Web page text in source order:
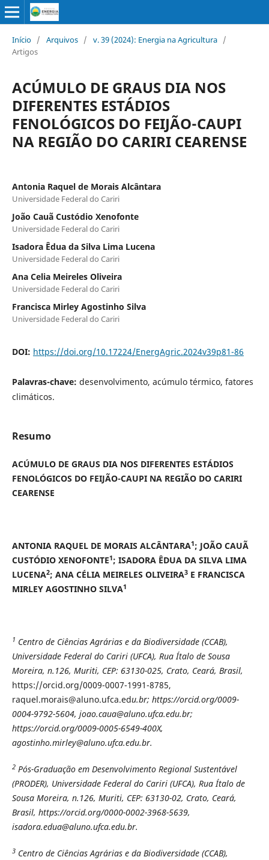
Início / Arquivos / v. 39 (2024): Energia na Agricultura /
Artigos
ACÚMULO DE GRAUS DIA NOS
DIFERENTES ESTÁDIOS
FENOLÓGICOS DO FEIJÃO-CAUPI
NA REGIÃO DO CARIRI CEARENSE
Antonia Raquel de Morais Alcântara
Universidade Federal do Cariri
João Cauã Custódio Xenofonte
Universidade Federal do Cariri
Isadora Êdua da Silva Lima Lucena
Universidade Federal do Cariri
Ana Celia Meireles Oliveira
Universidade Federal do Cariri
Francisca Mirley Agostinho Silva
Universidade Federal do Cariri
DOI: https://doi.org/10.17224/EnergAgric.2024v39p81-86
Palavras-chave: desenvolvimento, acúmulo térmico, fatores
climáticos.
Resumo
ACÚMULO DE GRAUS DIA NOS DIFERENTES ESTÁDIOS
FENOLÓGICOS DO FEIJÃO-CAUPI NA REGIÃO DO CARIRI
CEARENSE
ANTONIA RAQUEL DE MORAIS ALCÂNTARA1; JOÃO CAUÃ
CUSTÓDIO XENOFONTE1; ISADORA ÊDUA DA SILVA LIMA
LUCENA2; ANA CÉLIA MEIRELES OLIVEIRA3E FRANCISCA
MIRLEY AGOSTINHO SILVA1
1 Centro de Ciências Agrárias e da Biodiversidade (CCAB),
Universidade Federal do Cariri (UFCA), Rua Ítalo de Sousa
Moreira, n.126, Muriti, CEP: 63130-025, Crato, Ceará, Brasil,
https://orcid.org/0009-0007-1991-8785,
raquel.morais@aluno.ufca.edu.br; https://orcid.org/0009-
0004-9792-5604, joao.caua@aluno.ufca.edu.br;
https://orcid.org/0009-0005-6549-400X,
agostinho.mirley@aluno.ufca.edu.br.
2Pós-Graduação em Desenvolvimento Regional Sustentável
(PRODER), Universidade Federal do Cariri (UFCA), Rua Ítalo de
Sousa Moreira, n.126, Muriti, CEP: 63130-02, Crato, Ceará,
Brasil, https://orcid.org/0000-0002-3968-5639,
isadora.edua@aluno.ufca.edu.br.
3Centro de Ciências Agrárias e da Biodiversidade (CCAB),